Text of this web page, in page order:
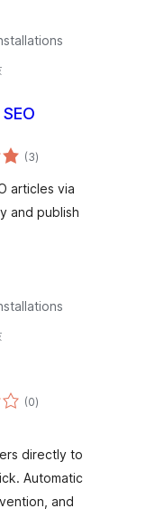
(3total
ratings
)
articles via
and publish
(0total
ratings
)
directly to
Automatic
and